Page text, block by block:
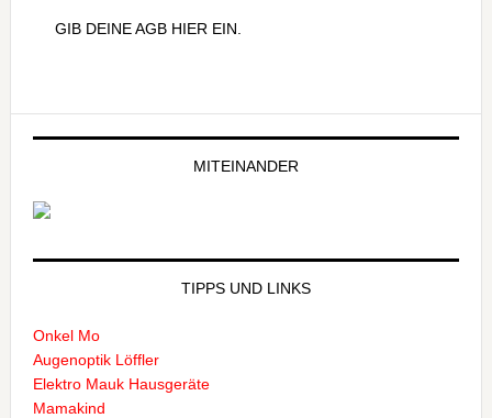
GIB DEINE AGB HIER EIN.
MITEINANDER
TIPPS UND LINKS
Onkel Mo
Augenoptik Löffler
Elektro Mauk Hausgeräte
Mamakind